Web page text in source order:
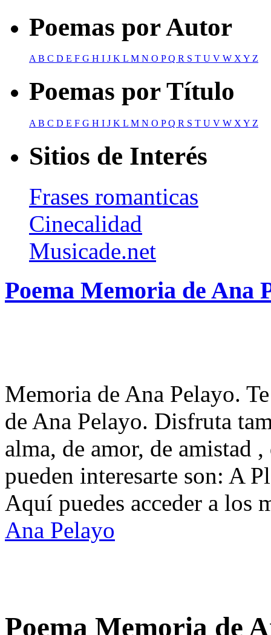
Poemas por Autor
AB C D E F G H I J K L M N O PQ R S T U V W XY Z
Poemas por Título
A B C D E F G H I J K L M N O PQ R S T U V W X Y Z
Sitios de Interés
Frases romanticas
Cinecalidad
Musicade.net
Poema Memoria de Ana
Memoria de Ana Pelayo.
de Ana Pelayo. Disfruta
alma, de amor, de amistad
pueden interesarte son: A
Aquí puedes acceder a los
Ana Pelayo
Poema Memoria de